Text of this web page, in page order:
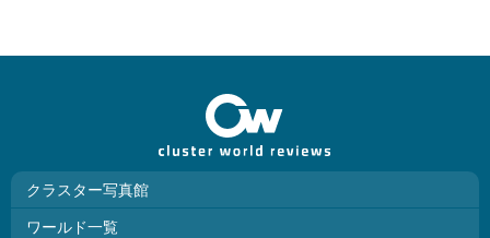
クラスター写真館
ワールド一覧